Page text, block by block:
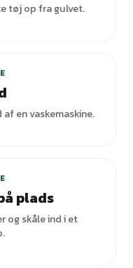
tøj op fra gulvet.
en vaskemaskine.
plads
og skåle ind i et